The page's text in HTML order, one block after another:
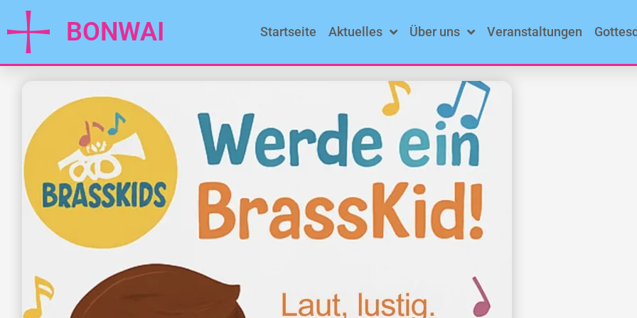
BONWAI Startseite Aktuelles Über uns Veranstaltungen